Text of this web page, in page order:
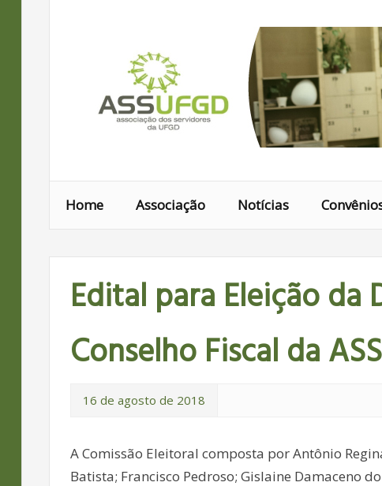
Home Associação Notícias
Edital para Eleição
Conselho Fiscal da
16 de agosto de 2018
A Comissão Eleitoral composta por Antônio
Batista; Francisco Pedroso; Gislaine Damaceno